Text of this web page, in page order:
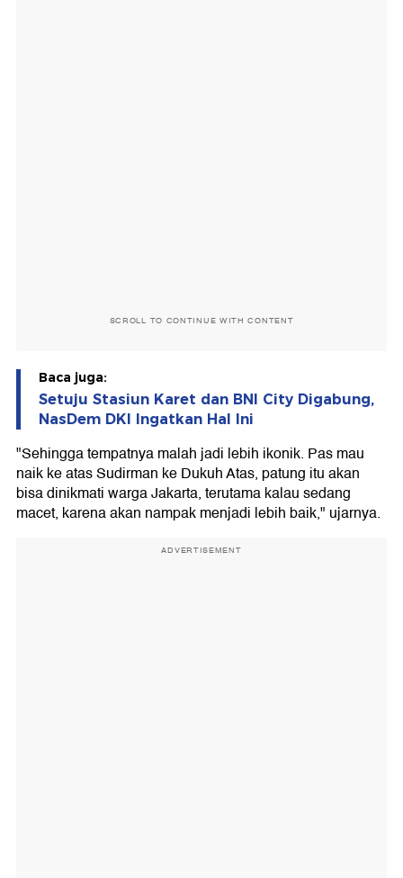
SCROLL TO CONTINUE WITH CONTENT
Baca juga:
Setuju Stasiun Karet dan BNI City Digabung,
NasDem DKI Ingatkan Hal Ini
"Sehingga tempatnya malah jadi lebih ikonik. Pas mau
naik ke atas Sudirman ke Dukuh Atas, patung itu akan
bisa dinikmati warga Jakarta, terutama kalau sedang
macet, karena akan nampak menjadi lebih baik," ujarnya.
ADVERTISEMENT